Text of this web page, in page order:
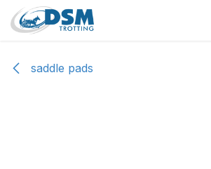
Overslaan naar inhoud
saddle pads